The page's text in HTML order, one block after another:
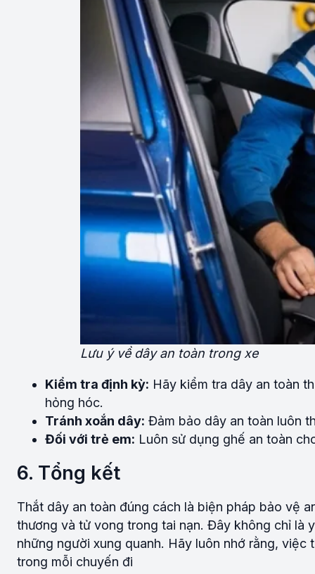
Lưu ý về dây an toàn trong xe
Kiểm tra định kỳ: Hãy kiểm tra dây an toàn
hỏng hóc.
Tránh xoắn dây: Đảm bảo dây an toàn luôn
Đối với trẻ em: Luôn sử dụng ghế an toàn
6. Tổng kết
Thắt dây an toàn đúng cách là biện pháp bảo vệ
thương và tử vong trong tai nạn. Đây không chỉ là
những người xung quanh. Hãy luôn nhớ rằng,
trong mỗi chuyến đi